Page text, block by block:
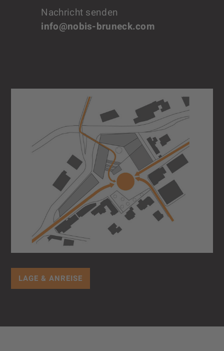
Nachricht senden
info@nobis-bruneck.com
LAGE & ANREISE